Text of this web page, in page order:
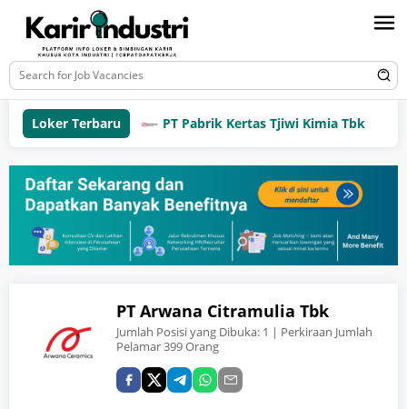
Loker Terbaru PT Pabrik Kertas Tjiwi Kimia Tbk
PT Arwana Citramulia Tbk
Jumlah Posisi yang Dibuka: 1 | Perkiraan Jumlah
Pelamar 399 Orang